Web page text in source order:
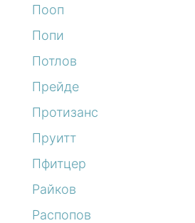
Пооп
Попи
Потлов
Прейде
Протизанс
Пруитт
Пфитцер
Райков
Распопов